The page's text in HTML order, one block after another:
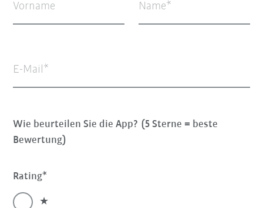
Vorname Name
E-Mail
Wie beurteilen Sie die App? (5 Sterne = beste
Bewertung)
Rating
★